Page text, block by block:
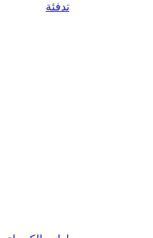
تدفئة